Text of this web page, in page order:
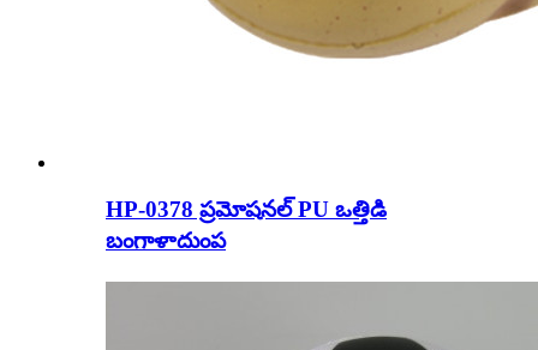
HP-0378 ప్రమోషనల్ PU ఒత్తిడి
బంగాళాదుంప